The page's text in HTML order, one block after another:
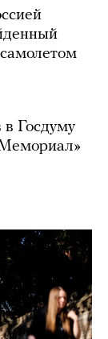
в Госдуму